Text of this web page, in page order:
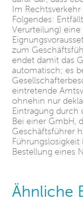
Im
Folgendes:
Verurteilung)
zum
endet damit das
automatisch; es
eintretende
ohnehin nur
Eintragung durch
Bei einer GmbH,
Geschäftsführer
Bestellung eines
Ähnliche